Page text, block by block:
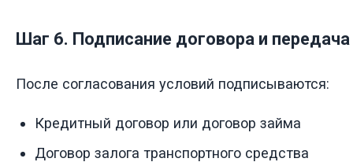
Шаг 6. Подписание договора и
После согласования условий подписываются:
Кредитный договор или договор займа
Договор залога транспортного средства